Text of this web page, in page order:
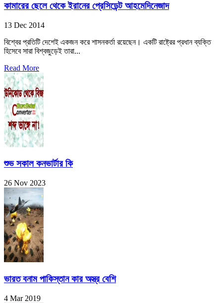
কামারের ছেলে থেকে ইরানের প্রেসিডেন্ট আহমেদিনেজাদ
13 Dec 2014
বিশ্বের প্রতিটি দেশেই একজন করে শাসনকর্তা রয়েছেন। একটি রাষ্ট্রের প্রধান ব্যক্তি
হিসেবে সারা বিশ্বজুড়েই তারা...
Read More
শুভ সকাল কনভার্টার কি
26 Nov 2023
ভারত বনাম পাকিস্তান কার অস্ত্র বেশি
4 Mar 2019